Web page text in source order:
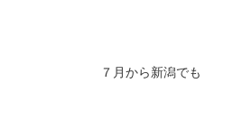
７月から新潟でも